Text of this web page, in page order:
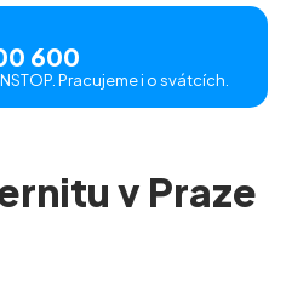
600
Pracujeme i o svátcích.
v Praze